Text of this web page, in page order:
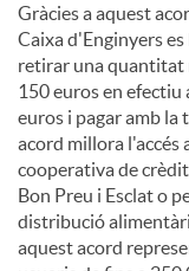
Gràcies a aquest
Caixa d'Enginyers
retirar una quantitat
150 euros en efectiu
euros i pagar amb
acord millora l'accés
cooperativa de
Bon Preu i Esclat o
distribució
aquest acord